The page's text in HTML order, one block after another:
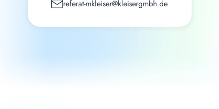
referat-mkleiser@kleisergmbh.de